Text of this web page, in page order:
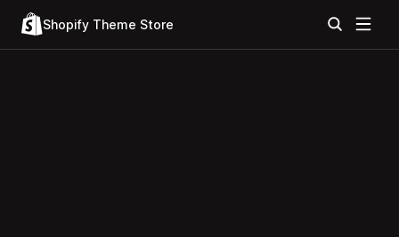
Shopify Theme Store